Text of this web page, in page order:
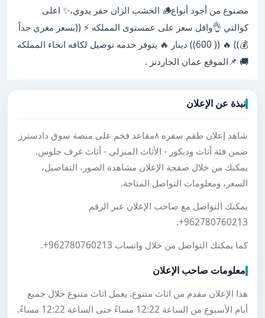
مصنوع من أجود أنواع🪵 الخشب الزان حفر يدوي،✨ اعلى
كوالتي 👌واقل سعر على عمستوى المملكه ⚡ ((بسعر مغري جداً
💰)) 🔥 (( 600)) دينار 🔥 يتوفر خدمه توصيل لكافه انحاء المملكه
🚚 📌الموقع عمان الجاردنز .
نبذة عن الإعلان
شاهد إعلان طقم سفره ٨مقاعد فخم على منصة سوق دادسترز
ضمن فئة أثاث وديكور - الأثاث المنزلي - أثاث غرف جلوس.
يمكنك من خلال صفحة الإعلان مشاهدة الصور، التفاصيل،
السعر، ومعلومات التواصل المتاحة.
يمكنك التواصل مع صاحب الإعلان عبر الرقم
+962780760213
.
كما يمكنك التواصل من خلال واتساب +962780760213
.
معلومات صاحب الإعلان
هذا الإعلان مقدم من اثاث متنوع. يعمل اثاث متنوع خلال جميع
أيام الأسبوع من الساعة 12:22 مساءً حتى الساعة 12:22 مساءً.